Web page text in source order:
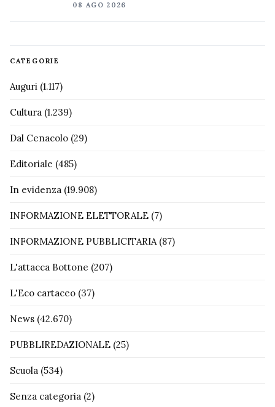
08 AGO 2026
CATEGORIE
Auguri (1.117)
Cultura (1.239)
Dal Cenacolo (29)
Editoriale (485)
In evidenza (19.908)
INFORMAZIONE ELETTORALE (7)
INFORMAZIONE PUBBLICITARIA(87)
L'attacca Bottone (207)
L'Eco cartaceo (37)
News (42.670)
PUBBLIREDAZIONALE (25)
Scuola (534)
Senza categoria (2)